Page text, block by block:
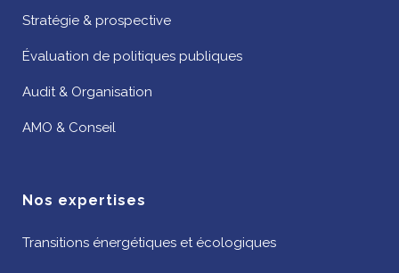
Stratégie & prospective
Évaluation de politiques publiques
Audit & Organisation
AMO & Conseil
Nos expertises
Transitions énergétiques et écologiques